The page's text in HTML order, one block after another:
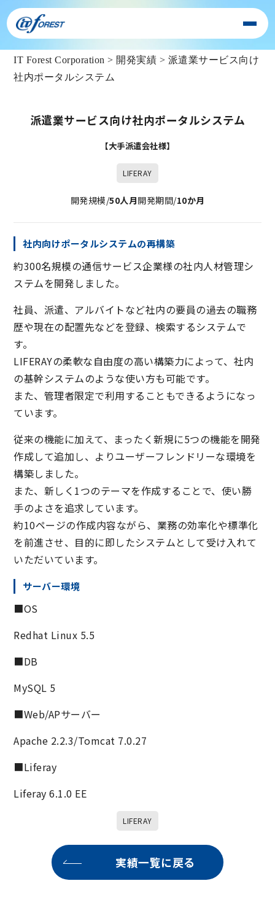
IT Forest Corporation > 開発実績 > 派遣業サービス向け
社内ポータルシステム
派遣業サービス向け社内ポータルシステム
【大手派遣会社様】
LIFERAY
開発規模/50人月開発期間/10か月
社内向けポータルシステムの再構築
約300名規模の通信サービス企業様の社内人材管理シ
ステムを開発しました。
社員、派遣、アルバイトなど社内の要員の過去の職務
歴や現在の配置先などを登録、検索するシステムで
す。
LIFERAYの柔軟な自由度の高い構築力によって、社内
の基幹システムのような使い方も可能です。
また、管理者限定で利用することもできるようになっ
ています。
従来の機能に加えて、まったく新規に5つの機能を開発
作成して追加し、よりユーザーフレンドリーな環境を
構築しました。
また、新しく1つのテーマを作成することで、使い勝
手のよさを追求しています。
約10ページの作成内容ながら、業務の効率化や標準化
を前進させ、目的に即したシステムとして受け入れて
いただいています。
サーバー環境
■OS
Redhat Linux 5.5
■DB
MySQL 5
■Web/APサーバー
Apache 2.2.3/Tomcat 7.0.27
■Liferay
Liferay 6.1.0 EE
LIFERAY
実績一覧に戻る